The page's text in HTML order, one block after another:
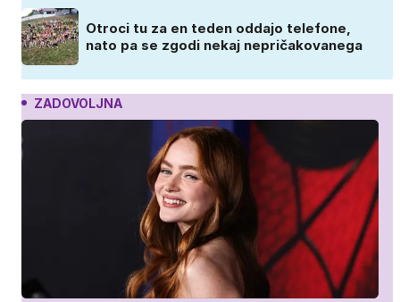
Otroci tu za en teden oddajo telefone,
nato pa se zgodi nekaj nepričakovanega
ZADOVOLJNA